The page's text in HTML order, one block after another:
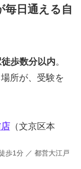
毎日通える自
歩数分以内。
所が、受験を
（文京区本
歩1分 ／ 都営大江戸